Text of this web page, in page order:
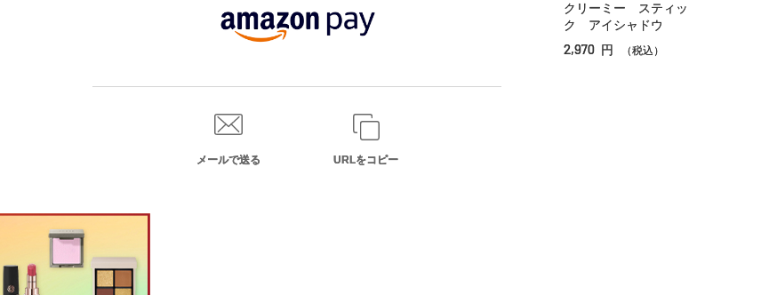
メールで送る URLをコピー
クリーミー スティッ
ク アイシャドウ
2,970 円 （税込）